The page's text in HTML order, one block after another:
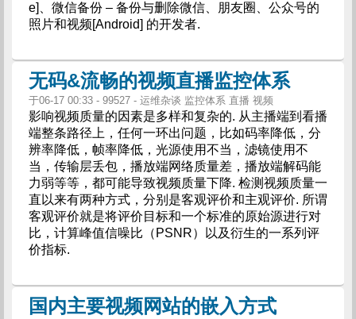
e]、微信备份 – 备份与删除微信、朋友圈、公众号的
照片和视频[Android] 的开发者.
无码&流畅的视频直播监控体系
于06-17 00:33 - 99527 - 运维杂谈 监控体系 直播 视频
影响视频质量的因素是多样和复杂的. 从主播端到看播
端整条路径上，任何一环出问题，比如码率降低，分
辨率降低，帧率降低，光源使用不当，滤镜使用不
当，传输层丢包，播放端网络质量差，播放端解码能
力弱等等，都可能导致视频质量下降. 检测视频质量一
直以来有两种方式，分别是客观评价和主观评价. 所谓
客观评价就是将评价目标和一个标准的原始源进行对
比，计算峰值信噪比（PSNR）以及衍生的一系列评
价指标.
国内主要视频网站的嵌入方式